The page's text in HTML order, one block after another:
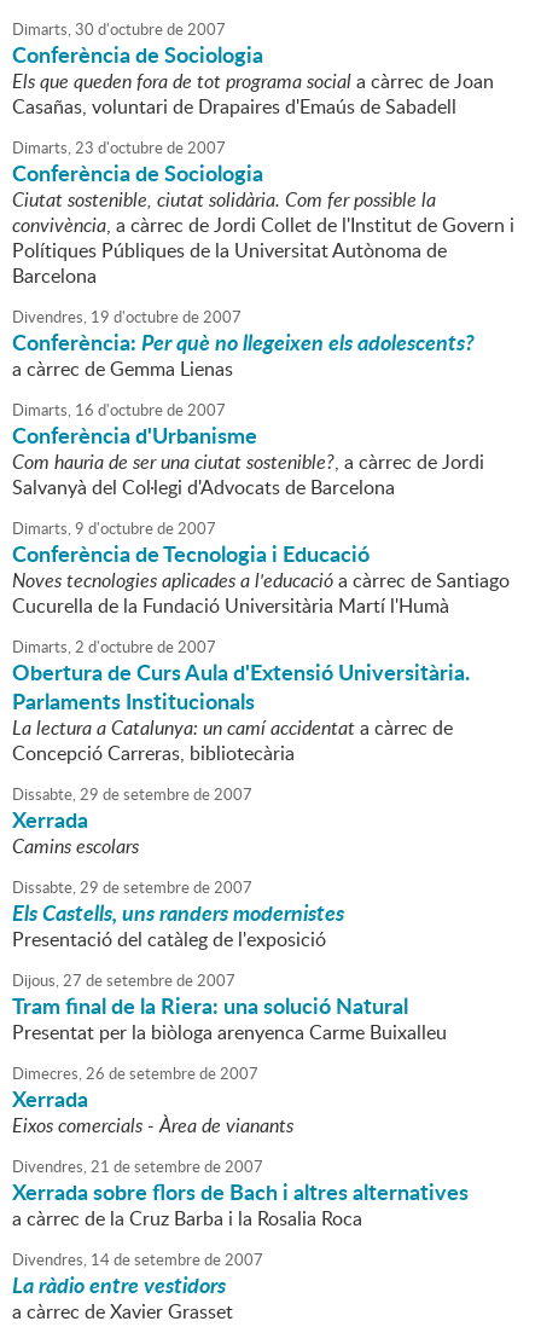
Dimarts,30 d'octubrede2007
Conferència de Sociologia
Els que queden fora de tot programa sociala càrrec de Joan
Casañas, voluntari de Drapaires d'Emaús de Sabadell
Dimarts,23 d'octubrede2007
Conferència de Sociologia
Ciutat sostenible, ciutat solidària. Com fer possible la
convivència, a càrrec de Jordi Collet de l'Institut de Govern i
Polítiques Públiques de la Universitat Autònoma de
Barcelona
Divendres, 19 d'octubrede2007
Conferència:Per què no llegeixen els adolescents?
a càrrec de Gemma Lienas
Dimarts, 16 d'octubrede2007
Conferència d'Urbanisme
Com hauria de ser una ciutat sostenible?, a càrrec de Jordi
Salvanyà del Col·legi d'Advocats de Barcelona
Dimarts,9 d'octubrede2007
Conferència de Tecnologia i Educació
Noves tecnologies aplicades a l'educacióa càrrec de Santiago
Cucurella de la Fundació Universitària Martí l'Humà
Dimarts,2 d'octubrede2007
Obertura de Curs Aula d'Extensió Universitària.
Parlaments Institucionals
La lectura a Catalunya: un camí accidentata càrrec de
Concepció Carreras, bibliotecària
Dissabte,29 desetembrede2007
Xerrada
Camins escolars
Dissabte,29 desetembrede2007
Els Castells, uns randers modernistes
Presentació del catàleg de l'exposició
Dijous,27 desetembrede2007
Tram final de la Riera: una solució Natural
Presentat per la biòloga arenyenca Carme Buixalleu
Dimecres,26 desetembrede2007
Xerrada
Eixos comercials - Àrea de vianants
Divendres,21 desetembrede2007
Xerrada sobre flors de Bach i altres alternatives
a càrrec de la Cruz Barba i la Rosalia Roca
Divendres, 14desetembrede2007
La ràdio entre vestidors
a càrrec de Xavier Grasset